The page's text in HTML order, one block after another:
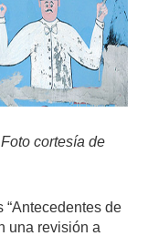
cortesía de
“Antecedentes de
una revisión a